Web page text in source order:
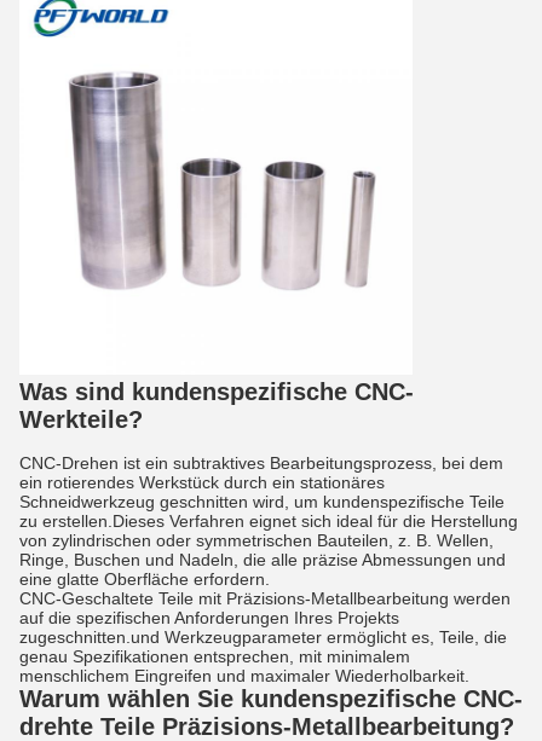
Was sind kundenspezifische CNC-
Werkteile?
CNC-Drehen ist ein subtraktives Bearbeitungsprozess, bei dem
ein rotierendes Werkstück durch ein stationäres
Schneidwerkzeug geschnitten wird, um kundenspezifische Teile
zu erstellen.Dieses Verfahren eignet sich ideal für die Herstellung
von zylindrischen oder symmetrischen Bauteilen, z. B. Wellen,
Ringe, Buschen und Nadeln, die alle präzise Abmessungen und
eine glatte Oberfläche erfordern.
CNC-Geschaltete Teile mit Präzisions-Metallbearbeitung werden
auf die spezifischen Anforderungen Ihres Projekts
zugeschnitten.und Werkzeugparameter ermöglicht es, Teile, die
genau Spezifikationen entsprechen, mit minimalem
menschlichem Eingreifen und maximaler Wiederholbarkeit.
Warum wählen Sie kundenspezifische CNC-
drehte Teile Präzisions-Metallbearbeitung?